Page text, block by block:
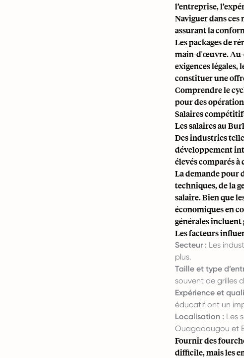
l’entreprise,
Naviguer dans
assurant la
Les packages de
main-d'œuvre. Au-
exigences
constituer une
Comprendre le
pour des
Salaires
Les salaires au
Des industries
développement
élevés comparés
La demande pour
techniques, de la
salaire. Bien que
économiques en
générales incluent
Les facteurs
Secteur : Les
plus.
Taille et type
souvent de grilles
Expérience et
éducatif ont un
Localisation : Les
Ouagadougou et
Fournir des
difficile, mais les